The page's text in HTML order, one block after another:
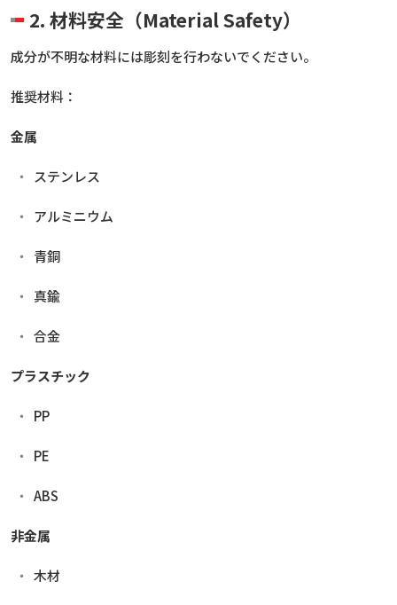
2. 材料安全（Material Safety）
成分が不明な材料には彫刻を行わないでください。
推奨材料：
金属
ステンレス
アルミニウム
青銅
真鍮
合金
プラスチック
PP
PE
ABS
非金属
木材